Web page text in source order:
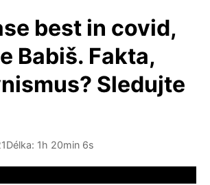
best in covid,
Babiš. Fakta,
Sledujte
Délka: 1h 20min 6s